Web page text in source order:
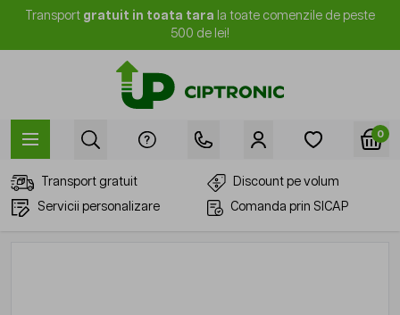
Mergi la Conținut
Transport gratuit in toata tara la toate comenzile de peste
500 de lei!
0
Transport gratuit
Discount pe volum
Servicii personalizare
Comanda prin SICAP